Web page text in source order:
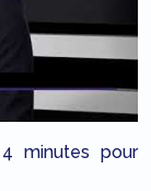
minutes pour